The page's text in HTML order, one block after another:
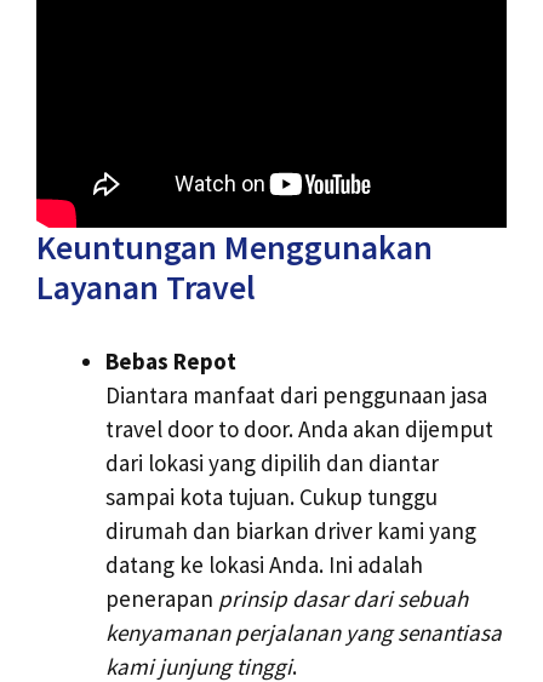
Keuntungan Menggunakan
Layanan Travel
Bebas Repot
Diantara manfaat dari penggunaan jasa
travel door to door. Anda akan dijemput
dari lokasi yang dipilih dan diantar
sampai kota tujuan. Cukup tunggu
dirumah dan biarkan driver kami yang
datang ke lokasi Anda. Ini adalah
penerapan prinsip dasar dari sebuah
kenyamanan perjalanan yang senantiasa
kami junjung tinggi.